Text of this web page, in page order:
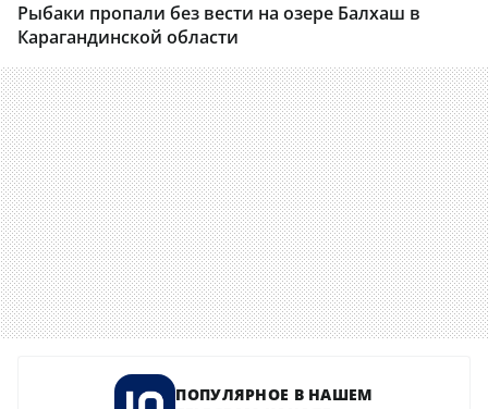
Рыбаки пропали без вести на озере Балхаш в
Карагандинской области